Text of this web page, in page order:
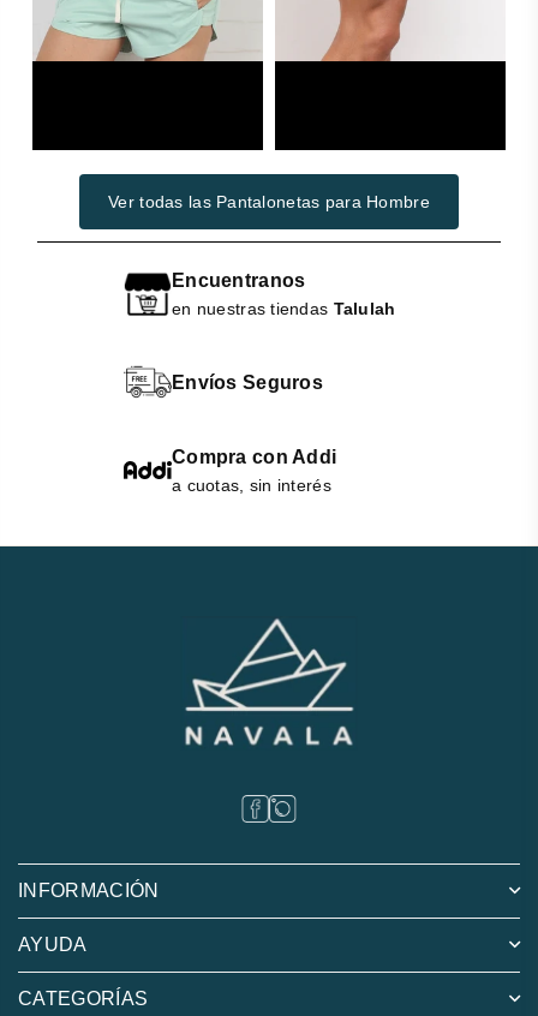
Ver todas las Pantalonetas para Hombre
Encuentranos
en nuestras tiendas Talulah
Envíos Seguros
Compra con Addi
a cuotas, sin interés
INFORMACIÓN
AYUDA
CATEGORÍAS